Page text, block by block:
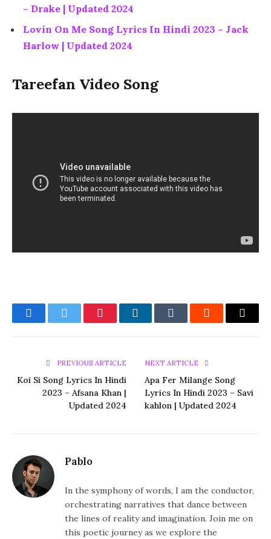
– Drake | Updated 2024
Lovin On Me Song Lyrics In Hindi 2023 – Jack
Harlow | Updated 2024
Tareefan Video Song
FacebookTwitter PinterestLinkedInTumblr Reddit Email
PREVIOUS ARTICLE
Koi Si Song Lyrics In Hindi
2023 – Afsana Khan |
Updated 2024
NEXT ARTICLE
Apa Fer Milange Song
Lyrics In Hindi 2023 – Savi
kahlon | Updated 2024
Pablo
In the symphony of words, I am the conductor,
orchestrating narratives that dance between
the lines of reality and imagination. Join me on
this poetic journey as we explore the